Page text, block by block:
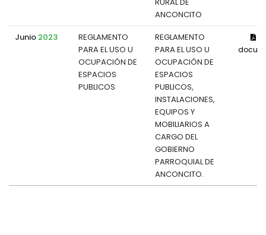
RURAL DE
ANCONCITO
Junio 2023
REGLAMENTO
PARA EL USO U
OCUPACIÓN DE
ESPACIOS
PUBLICOS
REGLAMENTO
PARA EL USO U
OCUPACIÓN DE
ESPACIOS
PUBLICOS,
INSTALACIONES,
EQUIPOS Y
MOBILIARIOS A
CARGO DEL
GOBIERNO
PARROQUIAL DE
ANCONCITO.